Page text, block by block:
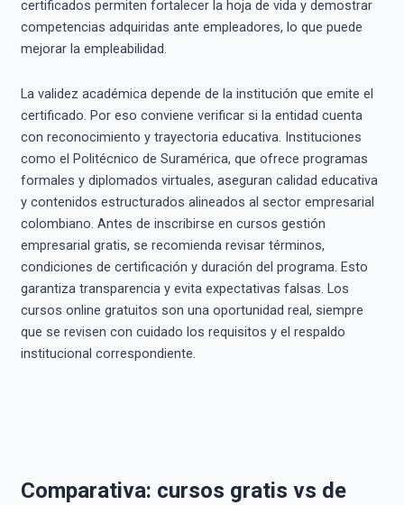
certificados permiten fortalecer la hoja de vida y demostrar
competencias adquiridas ante empleadores, lo que puede
mejorar la empleabilidad.
La validez académica depende de la institución que emite el
certificado. Por eso conviene verificar si la entidad cuenta
con reconocimiento y trayectoria educativa. Instituciones
como el Politécnico de Suramérica, que ofrece programas
formales y diplomados virtuales, aseguran calidad educativa
y contenidos estructurados alineados al sector empresarial
colombiano. Antes de inscribirse en cursos gestión
empresarial gratis, se recomienda revisar términos,
condiciones de certificación y duración del programa. Esto
garantiza transparencia y evita expectativas falsas. Los
cursos online gratuitos son una oportunidad real, siempre
que se revisen con cuidado los requisitos y el respaldo
institucional correspondiente.
Comparativa: cursos gratis vs de